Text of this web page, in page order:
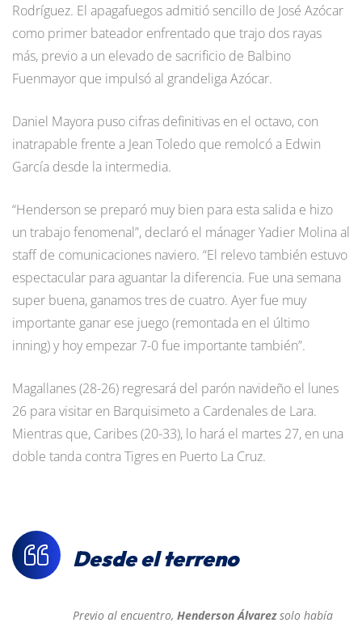
Rodríguez. El apagafuegos admitió sencillo de José Azócar
como primer bateador enfrentado que trajo dos rayas
más, previo a un elevado de sacrificio de Balbino
Fuenmayor que impulsó al grandeliga Azócar.
Daniel Mayora puso cifras definitivas en el octavo, con
inatrapable frente a Jean Toledo que remolcó a Edwin
García desde la intermedia.
“Henderson se preparó muy bien para esta salida e hizo
un trabajo fenomenal”, declaró el mánager Yadier Molina al
staff de comunicaciones naviero. “El relevo también estuvo
espectacular para aguantar la diferencia. Fue una semana
super buena, ganamos tres de cuatro. Ayer fue muy
importante ganar ese juego (remontada en el último
inning) y hoy empezar 7-0 fue importante también”.
Magallanes (28-26) regresará del parón navideño el lunes
26 para visitar en Barquisimeto a Cardenales de Lara.
Mientras que, Caribes (20-33), lo hará el martes 27, en una
doble tanda contra Tigres en Puerto La Cruz.
Desde el terreno
Previo al encuentro, Henderson Álvarezsolo había